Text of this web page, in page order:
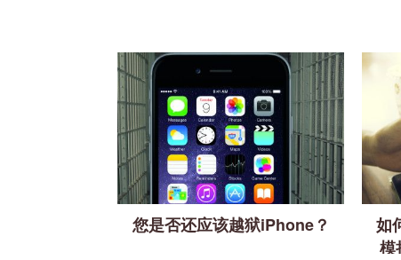
您是否还应该越狱iPhone？
如
模